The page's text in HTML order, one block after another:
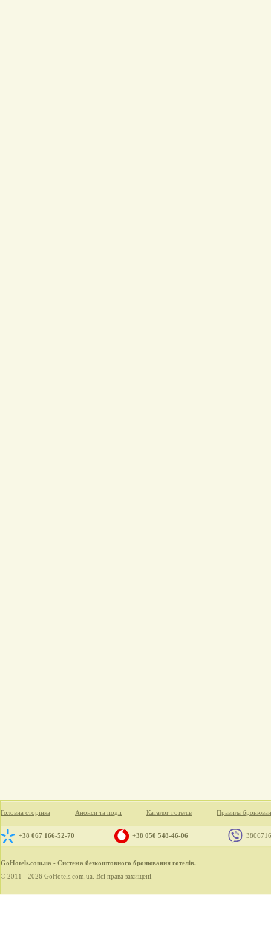
Головна сторінка Анонси та події Каталог готелів Правила
+38 067 166-52-70 +38 050 548-46-06
GoHotels.com.ua - Система безкоштовного бронювання готелів.
© 2011 - 2026 GoHotels.com.ua. Всі права захищені.